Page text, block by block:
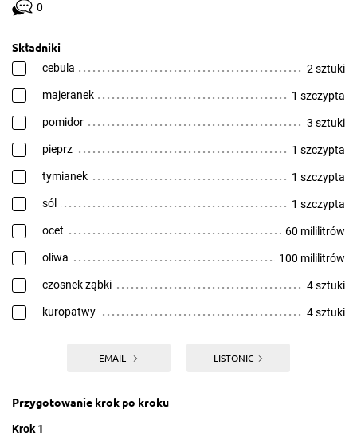
0
Składniki
cebula 2 sztuki
majeranek 1 szczypta
pomidor 3 sztuki
pieprz 1 szczypta
tymianek 1 szczypta
sól 1 szczypta
ocet 60 mililitrów
oliwa 100 mililitrów
czosnek ząbki 4 sztuki
kuropatwy 4 sztuki
EMAIL LISTONIC
Przygotowanie krok po kroku
Krok 1